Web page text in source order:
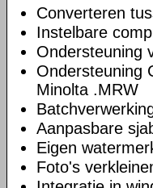
Converteren
Instelbare
Ondersteuning
Ondersteuning
Minolta .MRW
Aanpasbare
Eigen
Foto's